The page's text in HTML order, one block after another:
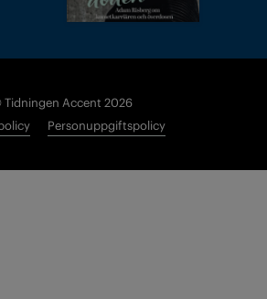
Accent 2026
Personuppgiftspolicy